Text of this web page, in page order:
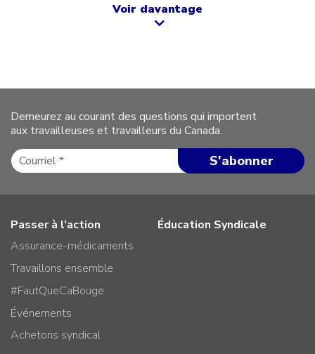
Voir davantage
Demeurez au courant des questions qui importent
aux travailleuses et travailleurs du Canada.
Passer à l’action
Assurance-médicaments
Travaillons ensemble
#FautQueCaBouge
Événements
Achetons syndical
Éducation Syndicale